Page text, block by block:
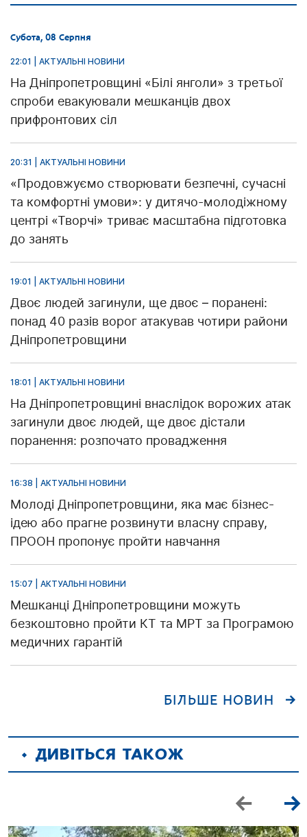
Субота, 08 Серпня
22:01 | АКТУАЛЬНІ НОВИНИ
На Дніпропетровщині «Білі янголи» з третьої
спроби евакуювали мешканців двох
прифронтових сіл
20:31 | АКТУАЛЬНІ НОВИНИ
«Продовжуємо створювати безпечні, сучасні
та комфортні умови»: у дитячо-молодіжному
центрі «Творчі» триває масштабна підготовка
до занять
19:01 | АКТУАЛЬНІ НОВИНИ
Двоє людей загинули, ще двоє – поранені:
понад 40 разів ворог атакував чотири райони
Дніпропетровщини
18:01 | АКТУАЛЬНІ НОВИНИ
На Дніпропетровщині внаслідок ворожих атак
загинули двоє людей, ще двоє дістали
поранення: розпочато провадження
16:38 | АКТУАЛЬНІ НОВИНИ
Молоді Дніпропетровщини, яка має бізнес-
ідею або прагне розвинути власну справу,
ПРООН пропонує пройти навчання
15:07 | АКТУАЛЬНІ НОВИНИ
Мешканці Дніпропетровщини можуть
безкоштовно пройти КТ та МРТ за Програмою
медичних гарантій
БІЛЬШЕ НОВИН
ДИВІТЬСЯ ТАКОЖ